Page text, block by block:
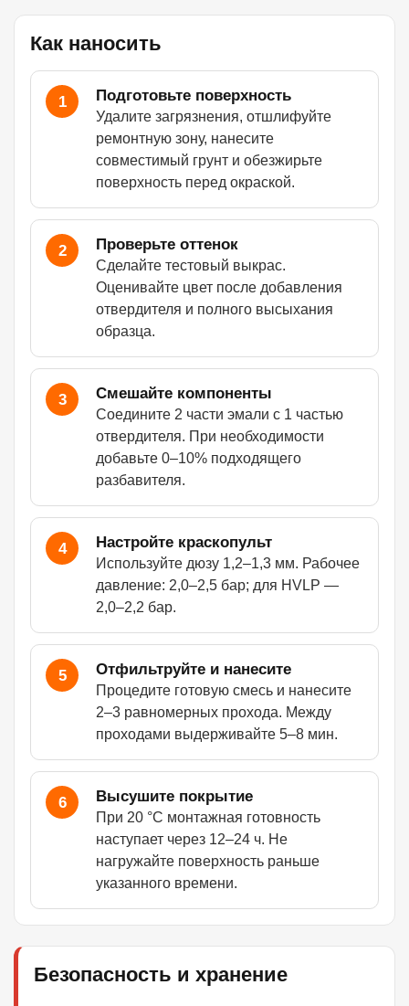
Как наносить
1 Подготовьте поверхность
Удалите загрязнения, отшлифуйте
ремонтную зону, нанесите
совместимый грунт и обезжирьте
поверхность перед окраской.
2 Проверьте оттенок
Сделайте тестовый выкрас.
Оценивайте цвет после добавления
отвердителя и полного высыхания
образца.
3 Смешайте компоненты
Соедините 2 части эмали с 1 частью
отвердителя. При необходимости
добавьте 0–10% подходящего
разбавителя.
4 Настройте краскопульт
Используйте дюзу 1,2–1,3 мм. Рабочее
давление: 2,0–2,5 бар; для HVLP —
2,0–2,2 бар.
5 Отфильтруйте и нанесите
Процедите готовую смесь и нанесите
2–3 равномерных прохода. Между
проходами выдерживайте 5–8 мин.
6 Высушите покрытие
При 20 °C монтажная готовность
наступает через 12–24 ч. Не
нагружайте поверхность раньше
указанного времени.
Безопасность и хранение